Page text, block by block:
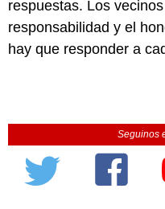
respuestas. Los
responsabilidad y el
hay que responder a
Seguinos